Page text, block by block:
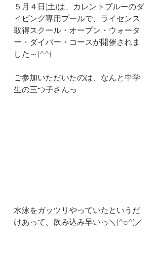
５月４日(土)は、カレントブルーのダ
イビング専用プールで、ライセンス
取得スクール・オープン・ウォータ
ー・ダイバー・コースが開催されま
した～(^^)
ご参加いただいたのは、なんと中学
生の三つ子さんっ
水泳をガッツリやっていたというだ
けあって、飲み込み早いっ＼(^o^)／